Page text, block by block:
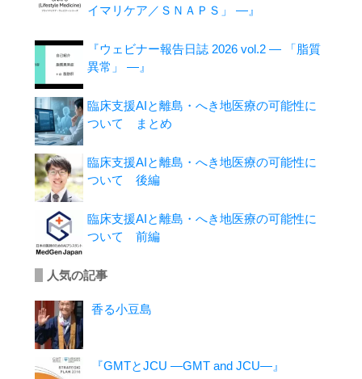
イマリケア／ＳＮＡＰＳ」 ―』
『ウェビナー報告日誌 2026 vol.2 ― 「脂質
異常」 ―』
臨床支援AIと離島・へき地医療の可能性に
ついて まとめ
臨床支援AIと離島・へき地医療の可能性に
ついて 後編
臨床支援AIと離島・へき地医療の可能性に
ついて 前編
人気の記事
香る小豆島
『GMTとJCU ―GMT and JCU―』